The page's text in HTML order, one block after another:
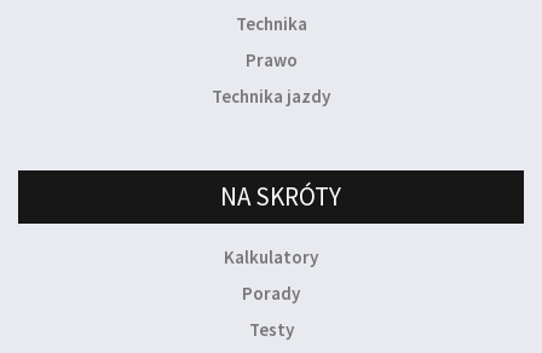
Technika
Prawo
Technika jazdy
NA SKRÓTY
Kalkulatory
Porady
Testy